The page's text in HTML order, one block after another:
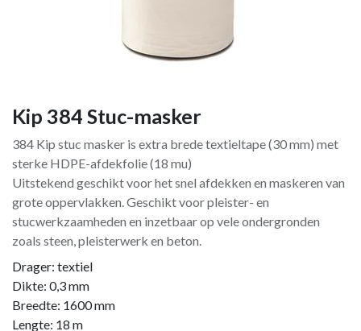
Kip 384 Stuc-masker
384 Kip stuc masker is extra brede textieltape (30 mm) met
sterke HDPE-afdekfolie (18 mu)
Uitstekend geschikt voor het snel afdekken en maskeren van
grote oppervlakken. Geschikt voor pleister- en
stucwerkzaamheden en inzetbaar op vele ondergronden
zoals steen, pleisterwerk en beton.
Drager: textiel
Dikte: 0,3 mm
Breedte: 1600 mm
Lengte: 18 m